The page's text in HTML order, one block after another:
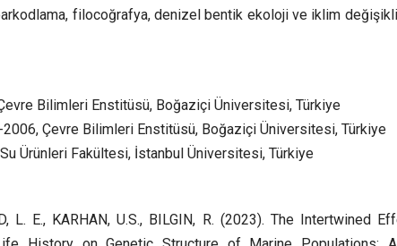
filocoğrafya, denizel bentik ekoloji ve iklim
Bilimleri Enstitüsü, Boğaziçi Üniversitesi, Türkiye
Çevre Bilimleri Enstitüsü, Boğaziçi Üniversitesi, Türkiye
Ürünleri Fakültesi, İstanbul Üniversitesi, Türkiye
L. E., KARHAN, U.S., BILGIN, R. (2023). The Intertwined